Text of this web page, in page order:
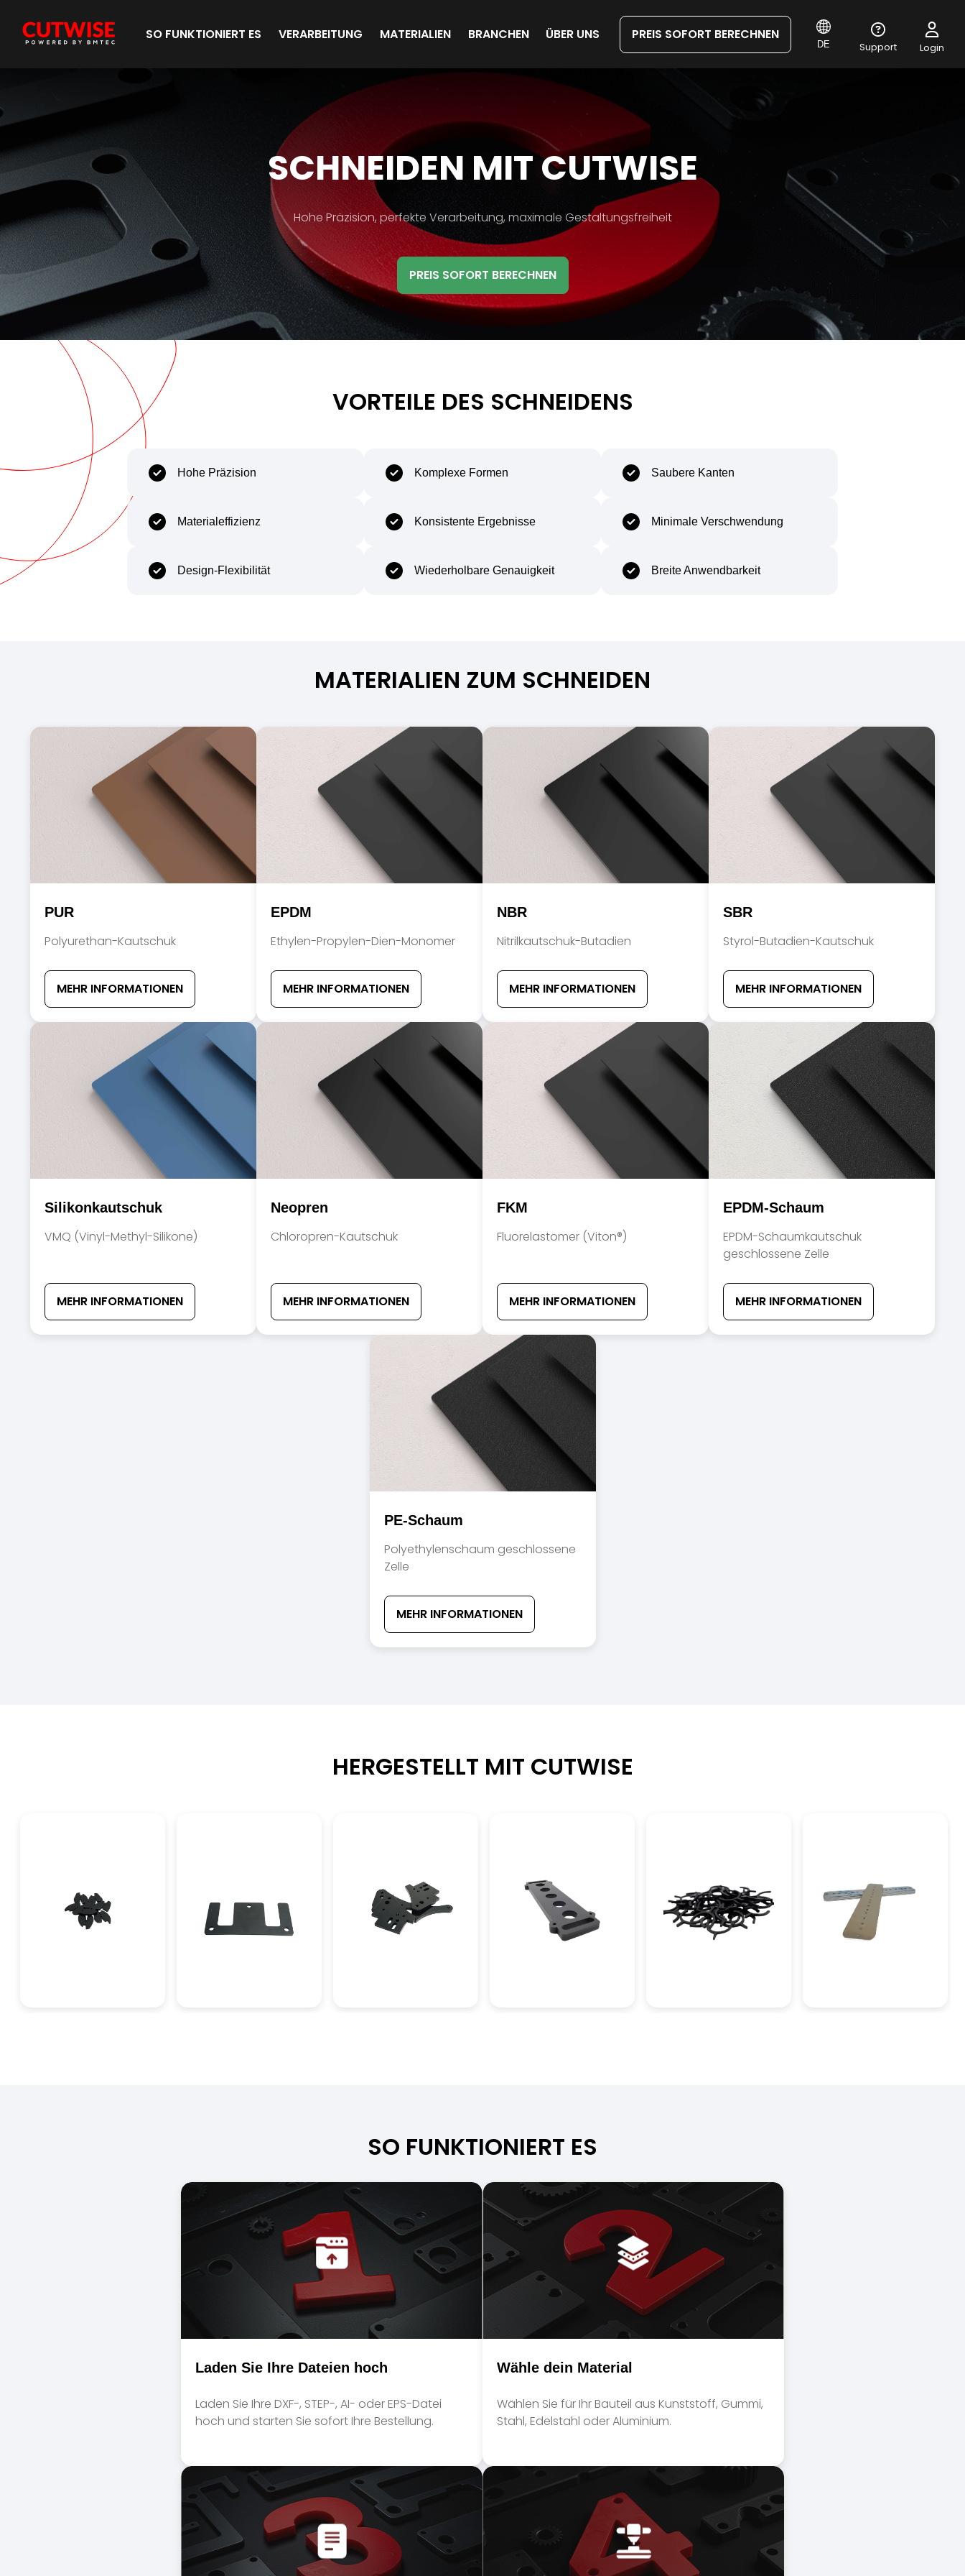
Inhalt
SO FUNKTIONIERT ES VERARBEITUNG MATERIALIEN BRANCHEN ÜBER UNS PREIS SOFORT BERECHNEN
DE Support Login
HERO
BANNER
TITLE
SCHNEIDEN MIT CUTWISE
Hero
Banner
Subtitle
Hohe Präzision, perfekte Verarbeitung, maximale Gestaltungsfreiheit
PREIS SOFORT BERECHNEN
VORTEILE DES SCHNEIDENS
Hohe Präzision Komplexe Formen Saubere Kanten
Materialeffizienz Konsistente Ergebnisse Minimale Verschwendung
Design-Flexibilität Wiederholbare Genauigkeit Breite Anwendbarkeit
MATERIALIEN ZUM SCHNEIDEN
PUR
Polyurethan-Kautschuk
MEHR INFORMATIONEN
EPDM
Ethylen-Propylen-Dien-Monomer
MEHR INFORMATIONEN
NBR
Nitrilkautschuk-Butadien
MEHR INFORMATIONEN
SBR
Styrol-Butadien-Kautschuk
MEHR INFORMATIONEN
Silikonkautschuk
VMQ (Vinyl-Methyl-Silikone)
MEHR INFORMATIONEN
Neopren
Chloropren-Kautschuk
MEHR INFORMATIONEN
FKM
Fluorelastomer (Viton®)
MEHR INFORMATIONEN
EPDM-Schaum
EPDM-Schaumkautschuk
geschlossene Zelle
MEHR INFORMATIONEN
PE-Schaum
Polyethylenschaum geschlossene
Zelle
MEHR INFORMATIONEN
HERGESTELLT MIT CUTWISE
SO FUNKTIONIERT ES
Laden Sie Ihre Dateien hoch
Laden Sie Ihre DXF-, STEP-, AI- oder EPS-Datei
hoch und starten Sie sofort Ihre Bestellung.
Wähle dein Material
Wählen Sie für Ihr Bauteil aus Kunststoff, Gummi,
Stahl, Edelstahl oder Aluminium.